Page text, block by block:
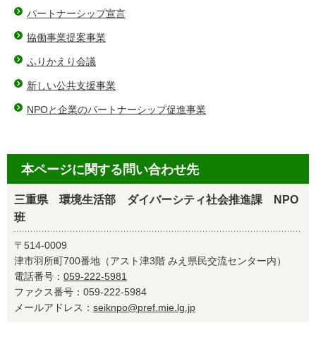
パートナーシップ宣言
協働事業提案事業
ふりかえり会議
新しい公共支援事業
NPOと企業のパートナーシップ促進事業
本ページに関する問い合わせ先
三重県 環境生活部 ダイバーシティ社会推進課 NPO
班
〒514-0009
津市羽所町700番地（アスト津3階 みえ県民交流センター内）
電話番号： 059-222-5981
ファクス番号：059-222-5984
メールアドレス： seiknpo@pref.mie.lg.jp